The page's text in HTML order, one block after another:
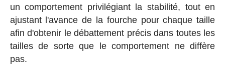
un comportement privilégiant la stabilité, tout en
ajustant l'avance de la fourche pour chaque taille
afin d'obtenir le débattement précis dans toutes les
tailles de sorte que le comportement ne diffère
pas.